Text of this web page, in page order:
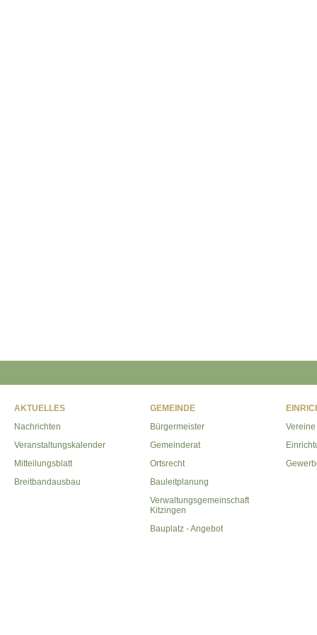
AKTUELLES
Nachrichten
Veranstaltungskalender
Mitteilungsblatt
Breitbandausbau
GEMEINDE
Bürgermeister
Gemeinderat
Ortsrecht
Bauleitplanung
Verwaltungsgemeinschaft
Kitzingen
Bauplatz - Angebot